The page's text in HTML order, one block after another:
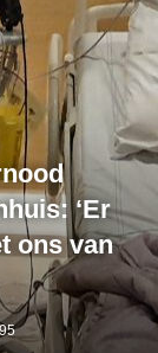
‘Er
ons van